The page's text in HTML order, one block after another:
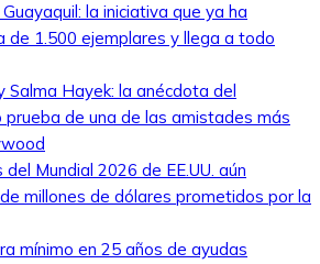
la iniciativa que ya ha
de 1.500 ejemplares y llega a todo
Salma Hayek: la anécdota del
prueba de una de las amistades más
Mundial 2026 de EE.UU. aún
millones de dólares prometidos por la
mínimo en 25 años de ayudas